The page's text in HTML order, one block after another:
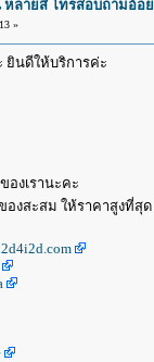
หลายสี โทรสอบถามอ้อ
»
ยินดีให้บริการค่ะ
องเรานะคะ
สะสม ให้ราคาสูงที่สุด